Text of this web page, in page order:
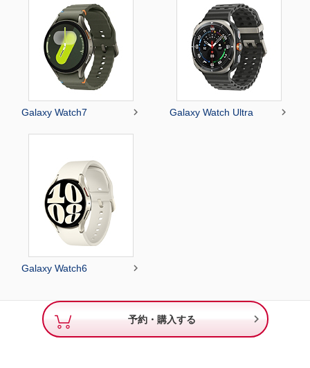
Galaxy Watch7  Galaxy Watch Ultra 
Galaxy Watch6 
予約・購入する 